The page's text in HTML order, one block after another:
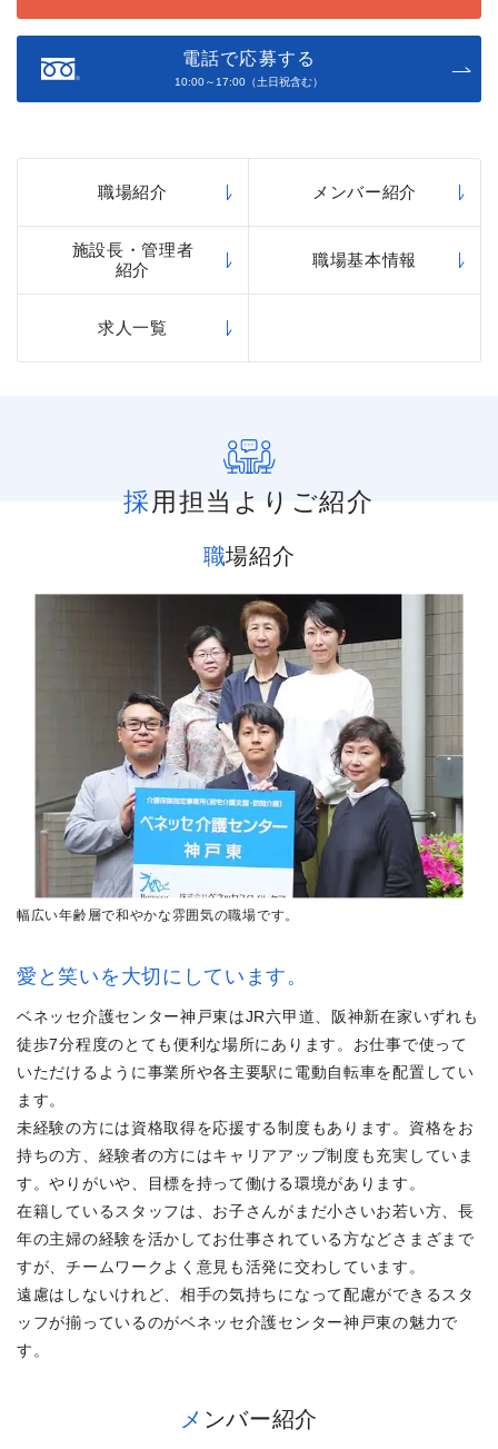
電話で応募する
10:00～17:00（土日祝含む）
職場紹介 メンバー紹介
施設長・管理者
紹介
職場基本情報
求人一覧
採用担当よりご紹介
職場紹介
幅広い年齢層で和やかな雰囲気の職場です。
愛と笑いを大切にしています。
ベネッセ介護センター神戸東はJR六甲道、阪神新在家いずれも
徒歩7分程度のとても便利な場所にあります。お仕事で使って
いただけるように事業所や各主要駅に電動自転車を配置してい
ます。
未経験の方には資格取得を応援する制度もあります。資格をお
持ちの方、経験者の方にはキャリアアップ制度も充実していま
す。やりがいや、目標を持って働ける環境があります。
在籍しているスタッフは、お子さんがまだ小さいお若い方、長
年の主婦の経験を活かしてお仕事されている方などさまざまで
すが、チームワークよく意見も活発に交わしています。
遠慮はしないけれど、相手の気持ちになって配慮ができるスタ
ッフが揃っているのがベネッセ介護センター神戸東の魅力で
す。
メンバー紹介